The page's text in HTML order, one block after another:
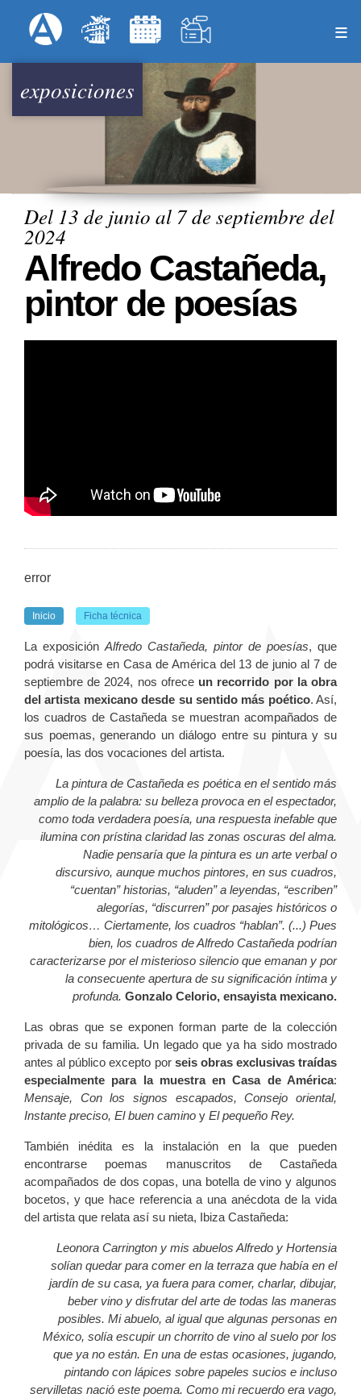
al
principal
Menú Superior
exposiciones
Del 13 de junio al 7 de septiembre del
2024
Alfredo Castañeda,
pintor de poesías
error
Inicio Ficha técnica
La exposición Alfredo Castañeda, pintor de poesías, que
podrá visitarse en Casa de América del 13 de junio al 7 de
septiembre de 2024, nos ofrece un recorrido por la obra
del artista mexicano desde su sentido más poético. Así,
los cuadros de Castañeda se muestran acompañados de
sus poemas, generando un diálogo entre su pintura y su
poesía, las dos vocaciones del artista.
La pintura de Castañeda es poética en el sentido más
amplio de la palabra: su belleza provoca en el espectador,
como toda verdadera poesía, una respuesta inefable que
ilumina con prístina claridad las zonas oscuras del alma.
Nadie pensaría que la pintura es un arte verbal o
discursivo, aunque muchos pintores, en sus cuadros,
“cuentan” historias, “aluden” a leyendas, “escriben”
alegorías, “discurren” por pasajes históricos o
mitológicos… Ciertamente, los cuadros “hablan”. (...) Pues
bien, los cuadros de Alfredo Castañeda podrían
caracterizarse por el misterioso silencio que emanan y por
la consecuente apertura de su significación íntima y
profunda. Gonzalo Celorio, ensayista mexicano.
Las obras que se exponen forman parte de la colección
privada de su familia. Un legado que ya ha sido mostrado
antes al público excepto por seis obras exclusivas traídas
especialmente para la muestra en Casa de América:
Mensaje, Con los signos escapados, Consejo oriental,
Instante preciso, El buen camino y El pequeño Rey.
También inédita es la instalación en la que pueden
encontrarse poemas manuscritos de Castañeda
acompañados de dos copas, una botella de vino y algunos
bocetos, y que hace referencia a una anécdota de la vida
del artista que relata así su nieta, Ibiza Castañeda:
Leonora Carrington y mis abuelos Alfredo y Hortensia
solían quedar para comer en la terraza que había en el
jardín de su casa, ya fuera para comer, charlar, dibujar,
beber vino y disfrutar del arte de todas las maneras
posibles. Mi abuelo, al igual que algunas personas en
México, solía escupir un chorrito de vino al suelo por los
que ya no están. En una de estas ocasiones, jugando,
pintando con lápices sobre papeles sucios e incluso
servilletas nació este poema. Como mi recuerdo era vago,